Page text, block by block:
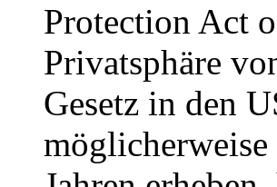
Protection Act
Privatsphäre
Gesetz in den